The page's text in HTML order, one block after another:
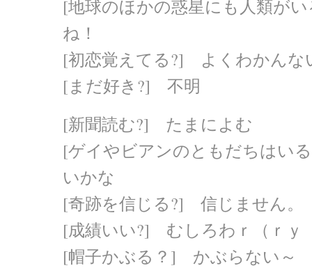
[地球のほかの惑星にも人類が
ね！
[初恋覚えてる?] よくわかんな
[まだ好き?] 不明
[新聞読む?] たまによむ
[ゲイやビアンのともだちはい
いかな
[奇跡を信じる?] 信じません。
[成績いい?] むしろわｒ（ｒｙ
[帽子かぶる？] かぶらない～